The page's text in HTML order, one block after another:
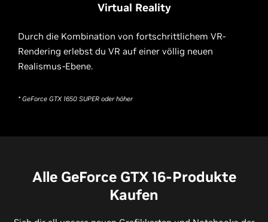
Virtual Reality
Durch die Kombination von fortschrittlichem VR-
Rendering erlebst du VR auf einer völlig neuen
Realismus-Ebene.
* GeForce GTX 1650 SUPER oder höher
Alle GeForce GTX16-Produkte
Kaufen